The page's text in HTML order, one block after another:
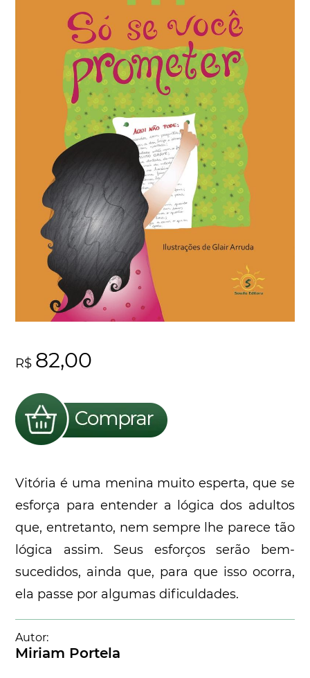
R$ 82,00
Vitória é uma menina muito esperta, que se
esforça para entender a lógica dos adultos
que, entretanto, nem sempre lhe parece tão
lógica assim. Seus esforços serão bem-
sucedidos, ainda que, para que isso ocorra,
ela passe por algumas dificuldades.
Autor:
Miriam Portela